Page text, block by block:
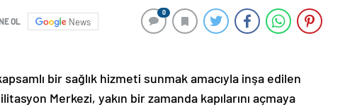
OL News
0
bir sağlık hizmeti sunmak amacıyla inşa edilen
Merkezi, yakın bir zamanda kapılarını açmaya